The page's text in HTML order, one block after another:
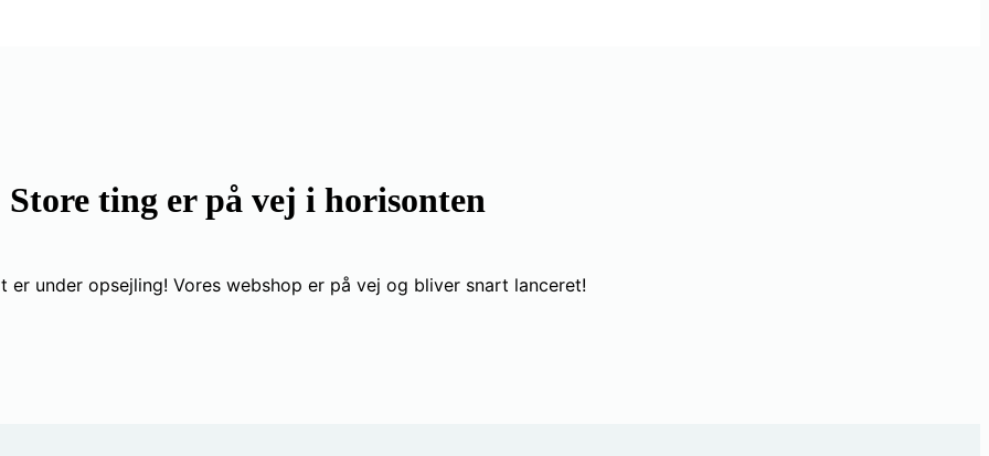
Store ting er på vej i horisonten
er under opsejling! Vores webshop er på vej og bliver snart lanceret!